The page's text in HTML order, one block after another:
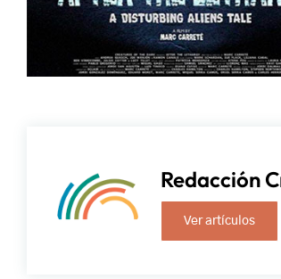
Redacción
Ver artículos